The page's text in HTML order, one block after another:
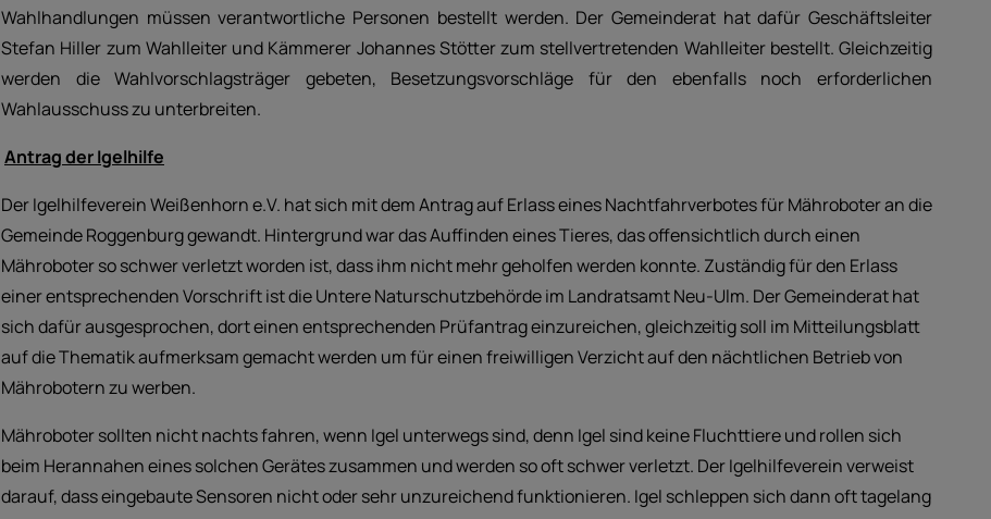
Wahlhandlungen müssen verantwortliche Personen bestellt werden. Der Gemeinderat hat dafür Geschäftsleiter
Stefan Hiller zum Wahlleiter und Kämmerer Johannes Stötter zum stellvertretenden Wahlleiter bestellt. Gleichzeitig
werden die Wahlvorschlagsträger gebeten, Besetzungsvorschläge für den ebenfalls noch erforderlichen
Wahlausschuss zu unterbreiten.
Antrag der Igelhilfe
Der Igelhilfeverein Weißenhorn e.V. hat sich mit dem Antrag auf Erlass eines Nachtfahrverbotes für Mähroboter an die
Gemeinde Roggenburg gewandt. Hintergrund war das Auffinden eines Tieres, das offensichtlich durch einen
Mähroboter so schwer verletzt worden ist, dass ihm nicht mehr geholfen werden konnte. Zuständig für den Erlass
einer entsprechenden Vorschrift ist die Untere Naturschutzbehörde im Landratsamt Neu-Ulm. Der Gemeinderat hat
sich dafür ausgesprochen, dort einen entsprechenden Prüfantrag einzureichen, gleichzeitig soll im Mitteilungsblatt
auf die Thematik aufmerksam gemacht werden um für einen freiwilligen Verzicht auf den nächtlichen Betrieb von
Mährobotern zu werben.
Mähroboter sollten nicht nachts fahren, wenn Igel unterwegs sind, denn Igel sind keine Fluchttiere und rollen sich
beim Herannahen eines solchen Gerätes zusammen und werden so oft schwer verletzt. Der Igelhilfeverein verweist
darauf, dass eingebaute Sensoren nicht oder sehr unzureichend funktionieren. Igel schleppen sich dann oft tagelang